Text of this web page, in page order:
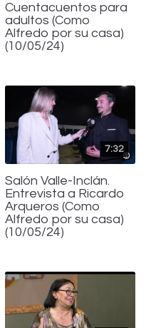
Cuentacuentos para
adultos (Como
Alfredo por su casa)
(10/05/24)
7:32
Salón Valle-Inclán.
Entrevista a Ricardo
Arqueros (Como
Alfredo por su casa)
(10/05/24)